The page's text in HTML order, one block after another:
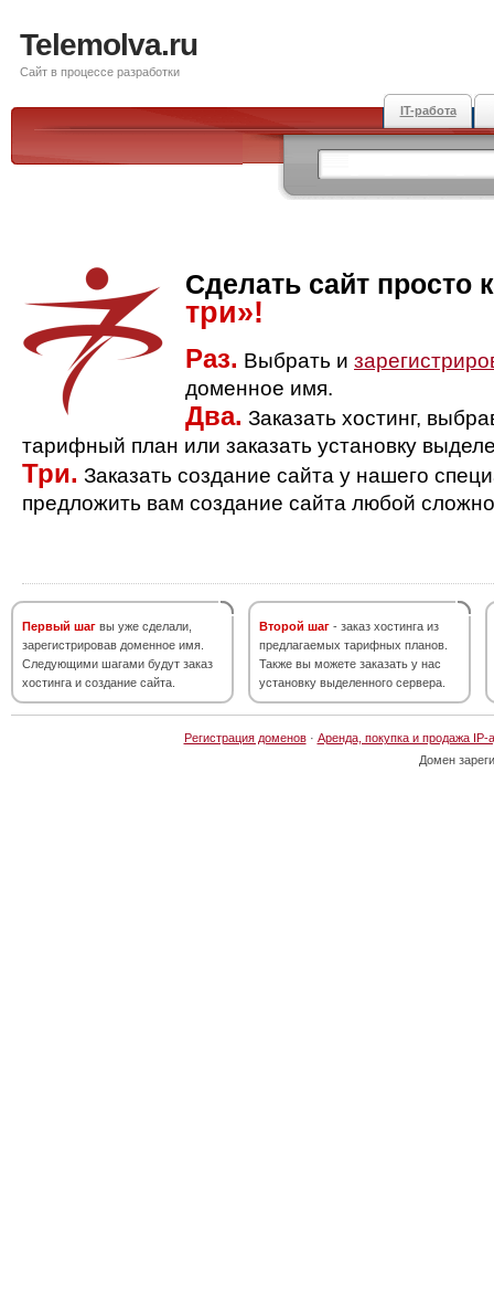
Telemolva.ru
Сайт в процессе разработки
IT-работа
Сделать сайт просто
три»!
Раз. Выбрать и
доменное имя.
Два. Заказать хостинг,
тарифный план или заказать установку
Три. Заказать создание сайта у нашего
предложить вам создание сайта любой
Первый шаг вы уже сделали,
зарегистрировав доменное имя.
Следующими шагами будут заказ
хостинга и создание сайта.
Второй шаг - заказ хостинга из
предлагаемых тарифных планов.
Также вы можете заказать у нас
установку выделенного сервера.
Регистрация доменов· Аренда, покупка и продажа IP-
Домен